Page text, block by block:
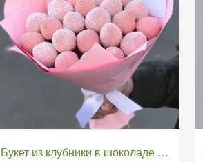
Букет из клубники в шоколаде «Нанси» - S